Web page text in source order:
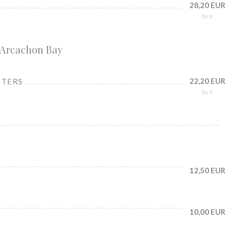
28,20 EUR
by 6
Arcachon Bay
22,20 EUR
by 6
12,50 EUR
10,00 EUR